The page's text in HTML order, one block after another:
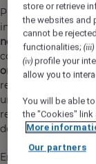
Pullman, lancé en
internationale et
nouveau, chic et
cosmopolite.
originale de
relation et un
un nouveau
repensés, des
design affirmée.
Entrer chez
store or retrieve
the websites and
cannot be
functionalities;(iii)
(iv) profile your
allow you to
You will be able
the "Cookies"
More
Our partners